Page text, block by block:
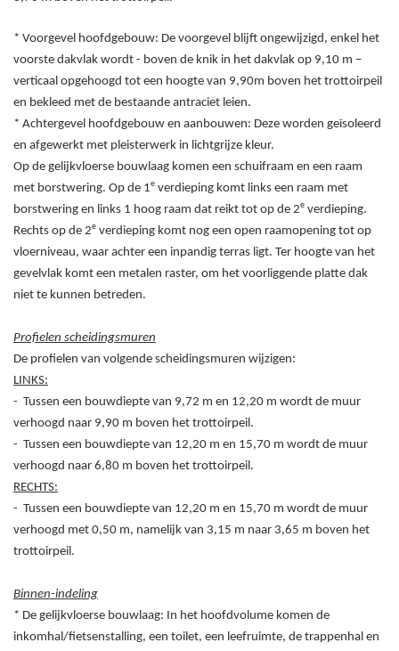
* Voorgevel hoofdgebouw: De voorgevel blijft ongewijzigd, enkel het
voorste dakvlak wordt - boven de knik in het dakvlak op 9,10 m –
verticaal opgehoogd tot een hoogte van 9,90m boven het trottoirpeil
en bekleed met de bestaande antraciet leien.
* Achtergevel hoofdgebouw en aanbouwen: Deze worden geïsoleerd
en afgewerkt met pleisterwerk in lichtgrijze kleur.
Op de gelijkvloerse bouwlaag komen een schuifraam en een raam
met borstwering. Op de 1e verdieping komt links een raam met
borstwering en links 1 hoog raam dat reikt tot op de 2e verdieping.
Rechts op de 2e verdieping komt nog een open raamopening tot op
vloerniveau, waar achter een inpandig terras ligt. Ter hoogte van het
gevelvlak komt een metalen raster, om het voorliggende platte dak
niet te kunnen betreden.
Profielen scheidingsmuren
De profielen van volgende scheidingsmuren wijzigen:
LINKS:
- Tussen een bouwdiepte van 9,72 m en 12,20 m wordt de muur
verhoogd naar 9,90 m boven het trottoirpeil.
- Tussen een bouwdiepte van 12,20 m en 15,70 m wordt de muur
verhoogd naar 6,80 m boven het trottoirpeil.
RECHTS:
- Tussen een bouwdiepte van 12,20 m en 15,70 m wordt de muur
verhoogd met 0,50 m, namelijk van 3,15 m naar 3,65 m boven het
trottoirpeil.
Binnen-indeling
* De gelijkvloerse bouwlaag: In het hoofdvolume komen de
inkomhal/fietsenstalling, een toilet, een leefruimte, de trappenhal en